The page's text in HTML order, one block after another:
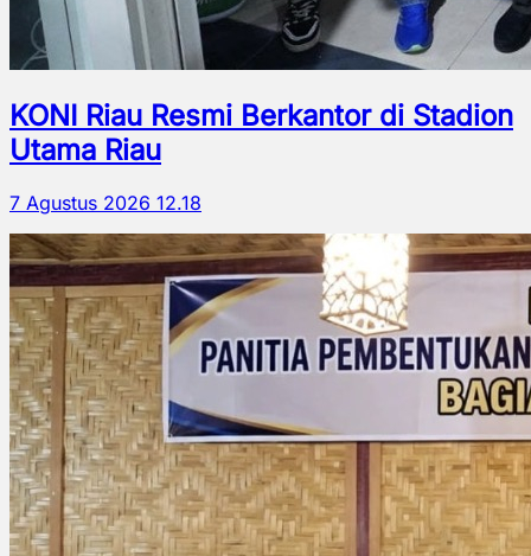
KONI Riau Resmi Berkantor di Stadion
Utama Riau
7 Agustus 2026 12.18